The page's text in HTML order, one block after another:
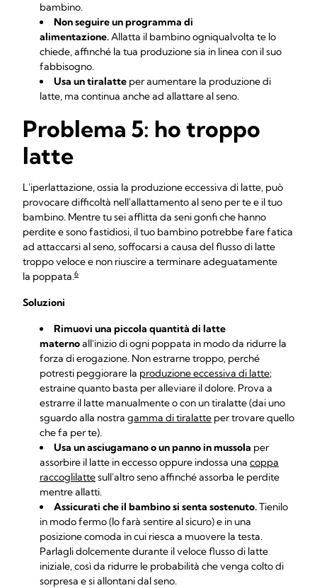
bambino.
Non seguire un programma di
alimentazione.Allatta il bambino ogniqualvolta te lo
chiede, affinché la tua produzione sia in linea con il suo
fabbisogno.
Usa un tiralatte per aumentare la produzione di
latte, ma continua anche ad allattare al seno.
Problema 5: ho troppo
latte
L'iperlattazione, ossia la produzione eccessiva di latte, può
provocare difficoltà nell'allattamento al seno per te e il tuo
bambino. Mentre tu sei afflitta da seni gonfi che hanno
perdite e sono fastidiosi, il tuo bambino potrebbe fare fatica
ad attaccarsi al seno, soffocarsi a causa del flusso di latte
troppo veloce e non riuscire a terminare adeguatamente
la poppata.6
Soluzioni
Rimuovi una piccola quantità di latte
maternoall'inizio di ogni poppata in modo da ridurre la
forza di erogazione. Non estrarne troppo, perché
potresti peggiorare la produzione eccessiva di latte;
estraine quanto basta per alleviare il dolore. Prova a
estrarre il latte manualmente o con un tiralatte (dai uno
sguardo alla nostra gamma di tiralatte per trovare quello
che fa per te).
Usa un asciugamano o un panno in mussola per
assorbire il latte in eccesso oppure indossa una coppa
raccoglilattesull'altro seno affinché assorba le perdite
mentre allatti.
Assicurati che il bambino si senta sostenuto.Tienilo
in modo fermo (lo farà sentire al sicuro) e in una
posizione comoda in cui riesca a muovere la testa.
Parlagli dolcemente durante il veloce flusso di latte
iniziale, così da ridurre le probabilità che venga colto di
sorpresa e si allontani dal seno.